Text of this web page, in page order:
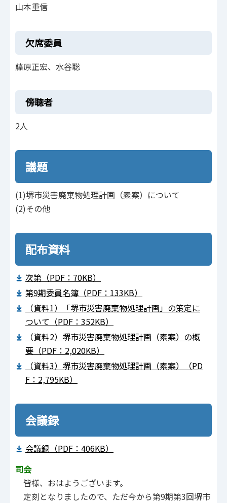
山本重信
欠席委員
藤原正宏、水谷聡
傍聴者
2人
議題
(1)堺市災害廃棄物処理計画（素案）について
(2)その他
配布資料
次第（PDF：70KB）
第9期委員名簿（PDF：133KB）
（資料1）「堺市災害廃棄物処理計画」の策定に
ついて（PDF：352KB）
（資料2）堺市災害廃棄物処理計画（素案）の概
要（PDF：2,020KB）
（資料3）堺市災害廃棄物処理計画（素案）（PD
F：2,795KB）
会議録
会議録（PDF：406KB）
司会
皆様、おはようございます。
定刻となりましたので、ただ今から第9期第3回堺市